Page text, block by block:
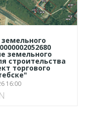
земельного
строительства
торгового
16:00